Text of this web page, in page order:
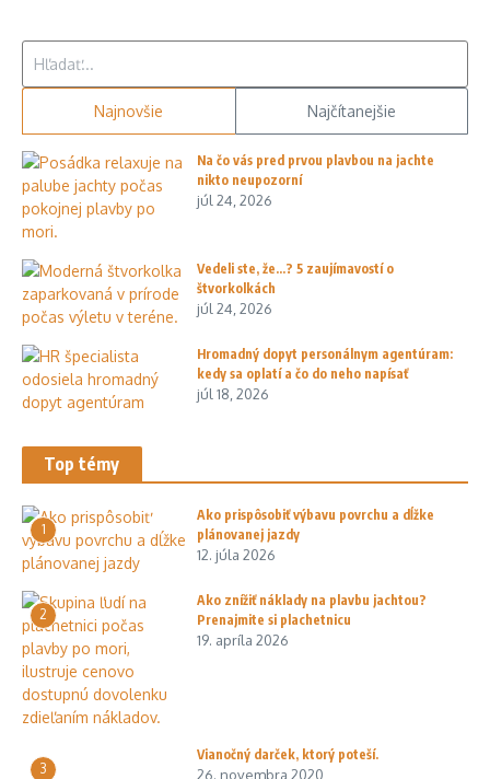
Najnovšie Najčítanejšie
Na čo vás pred prvou plavbou na jachte
nikto neupozorní
júl 24, 2026
Vedeli ste, že…? 5 zaujímavostí o
štvorkolkách
júl 24, 2026
Hromadný dopyt personálnym agentúram:
kedy sa oplatí a čo do neho napísať
júl 18, 2026
Top témy
1
Ako prispôsobiť výbavu povrchu a dĺžke
plánovanej jazdy
12. júla 2026
2
Ako znížiť náklady na plavbu jachtou?
Prenajmite si plachetnicu
19. apríla 2026
3
Vianočný darček, ktorý poteší.
26. novembra 2020